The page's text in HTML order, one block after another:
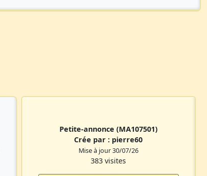
Petite-annonce (MA107501)
Crée par : pierre60
Mise à jour 30/07/26
383 visites